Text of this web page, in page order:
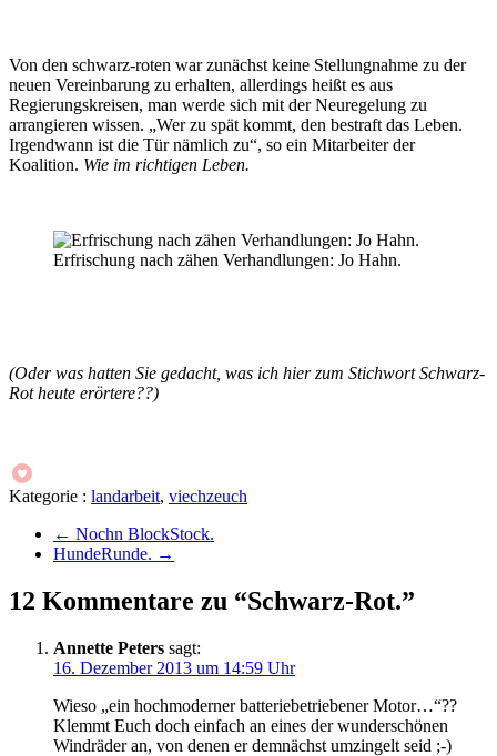
Von den schwarz-roten war zunächst keine Stellungnahme zu der
neuen Vereinbarung zu erhalten, allerdings heißt es aus
Regierungskreisen, man werde sich mit der Neuregelung zu
arrangieren wissen. „Wer zu spät kommt, den bestraft das Leben.
Irgendwann ist die Tür nämlich zu“, so ein Mitarbeiter der
Koalition. Wie im richtigen Leben.
Erfrischung nach zähen Verhandlungen: Jo Hahn.
(Oder was hatten Sie gedacht, was ich hier zum Stichwort Schwarz-
Rot heute erörtere??)
Kategorie : landarbeit, viechzeuch
← Nochn BlockStock.
HundeRunde. →
12 Kommentare zu “Schwarz-Rot.”
Annette Peters sagt:
16. Dezember 2013 um 14:59 Uhr
Wieso „ein hochmoderner batteriebetriebener Motor…“??
Klemmt Euch doch einfach an eines der wunderschönen
Windräder an, von denen er demnächst umzingelt seid ;-)